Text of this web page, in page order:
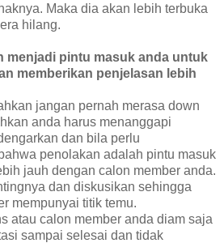
Maka dia akan lebih terbuka
hilang.
menjadi pintu masuk anda untuk
memberikan penjelasan lebih
jangan pernah merasa down
anda harus menanggapi
dan bila perlu
penolakan adalah pintu masuk
jauh dengan calon member anda.
dan diskusikan sehingga
mempunyai titik temu.
atau calon member anda diam saja
sampai selesai dan tidak